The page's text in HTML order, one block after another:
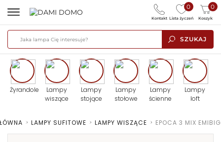
SZUKAJ
0
Lista życzeń
0
Koszyk
Kontakt
Żyrandole
Lampy
wiszące
Lampy
stojące
Lampy
stołowe
Lampy
ścienne
Lampy
loft
> LAMPY SUFITOWE > LAMPY WISZĄCE > EPOCA 3 MIX EMIBIG